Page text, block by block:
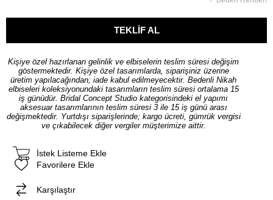
Kişiye özel hazırlanan gelinlik ve elbiselerin teslim süresi değişim
göstermektedir. Kişiye özel tasarımlarda, siparişiniz üzerine
üretim yapılacağından; iade kabul edilmeyecektir. Bedenli Nikah
elbiseleri koleksiyonundaki tasarımların teslim süresi ortalama 15
iş günüdür. Bridal Concept Studio kategorisindeki el yapımı
aksesuar tasarımlarının teslim süresi 3 ile 15 iş günü arası
değişmektedir. Yurtdışı siparişlerinde; kargo ücreti, gümrük vergisi
ve çıkabilecek diğer vergiler müşterimize aittir.
Favorilere Ekle
İstek Listeme Ekle
Karşılaştır